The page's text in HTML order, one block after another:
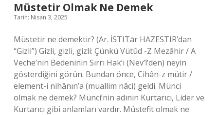
Müstetir Olmak Ne Demek
Tarih: Nisan 3, 2025
Müstetir ne demektir? (Ar. İSTITār HAZESTIR’dan
“Gizli”) Gizli, gizli, gizli: Çünkü Vütûd -Z Mezâhir / A
Veche’nin Bedeninin Sırrı Hak’ı (Nev’î’den) neyin
gösterdiğini görün. Bundan önce, Cihân-z mütir /
element-i nihânın’a (muallim nâci) geldi. Münci
olmak ne demek? Münci’nin adının Kurtarıcı, Lider ve
Kurtarıcı gibi anlamları vardır. Müstefit olmak ne